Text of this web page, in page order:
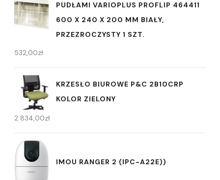
PUDŁAMI VARIOPLUS PROFLIP 464411
600 X 240 X 200 MM BIAŁY,
PRZEZROCZYSTY 1 SZT.
532,00zł
KRZESŁO BIUROWE P&C 2B10CRP
KOLOR ZIELONY
2 834,00zł
IMOU RANGER 2 (IPC-A22E))